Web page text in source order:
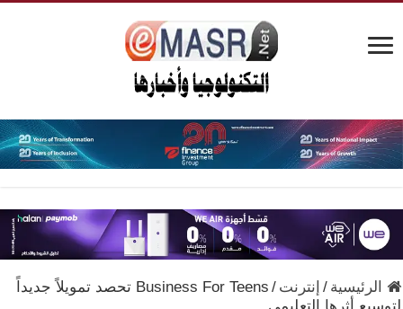
الرئيسية / إنترنت /
Business For Teens تحصد تمويلاً جديداً